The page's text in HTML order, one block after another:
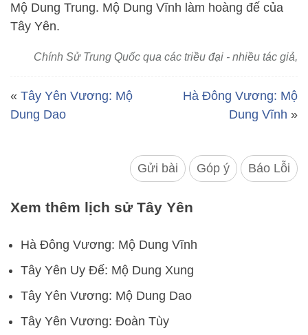
Mộ Dung Trung. Mộ Dung Vĩnh làm hoàng đế của
Tây Yên.
Chính Sử Trung Quốc qua các triều đại - nhiều tác giả,
« Tây Yên Vương: Mộ
Dung Dao
Hà Đông Vương: Mộ
Dung Vĩnh »
Gửi bài Góp ý Báo Lỗi
Xem thêm lịch sử Tây Yên
Hà Đông Vương: Mộ Dung Vĩnh
Tây Yên Uy Đế: Mộ Dung Xung
Tây Yên Vương: Mộ Dung Dao
Tây Yên Vương: Đoàn Tùy